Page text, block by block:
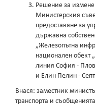
Решение за
Министерския
предоставяне за
държавна
„Железопътна
национален обект
линия София -
и Елин Пелин -
Внася: заместник
транспорта и съобщенията